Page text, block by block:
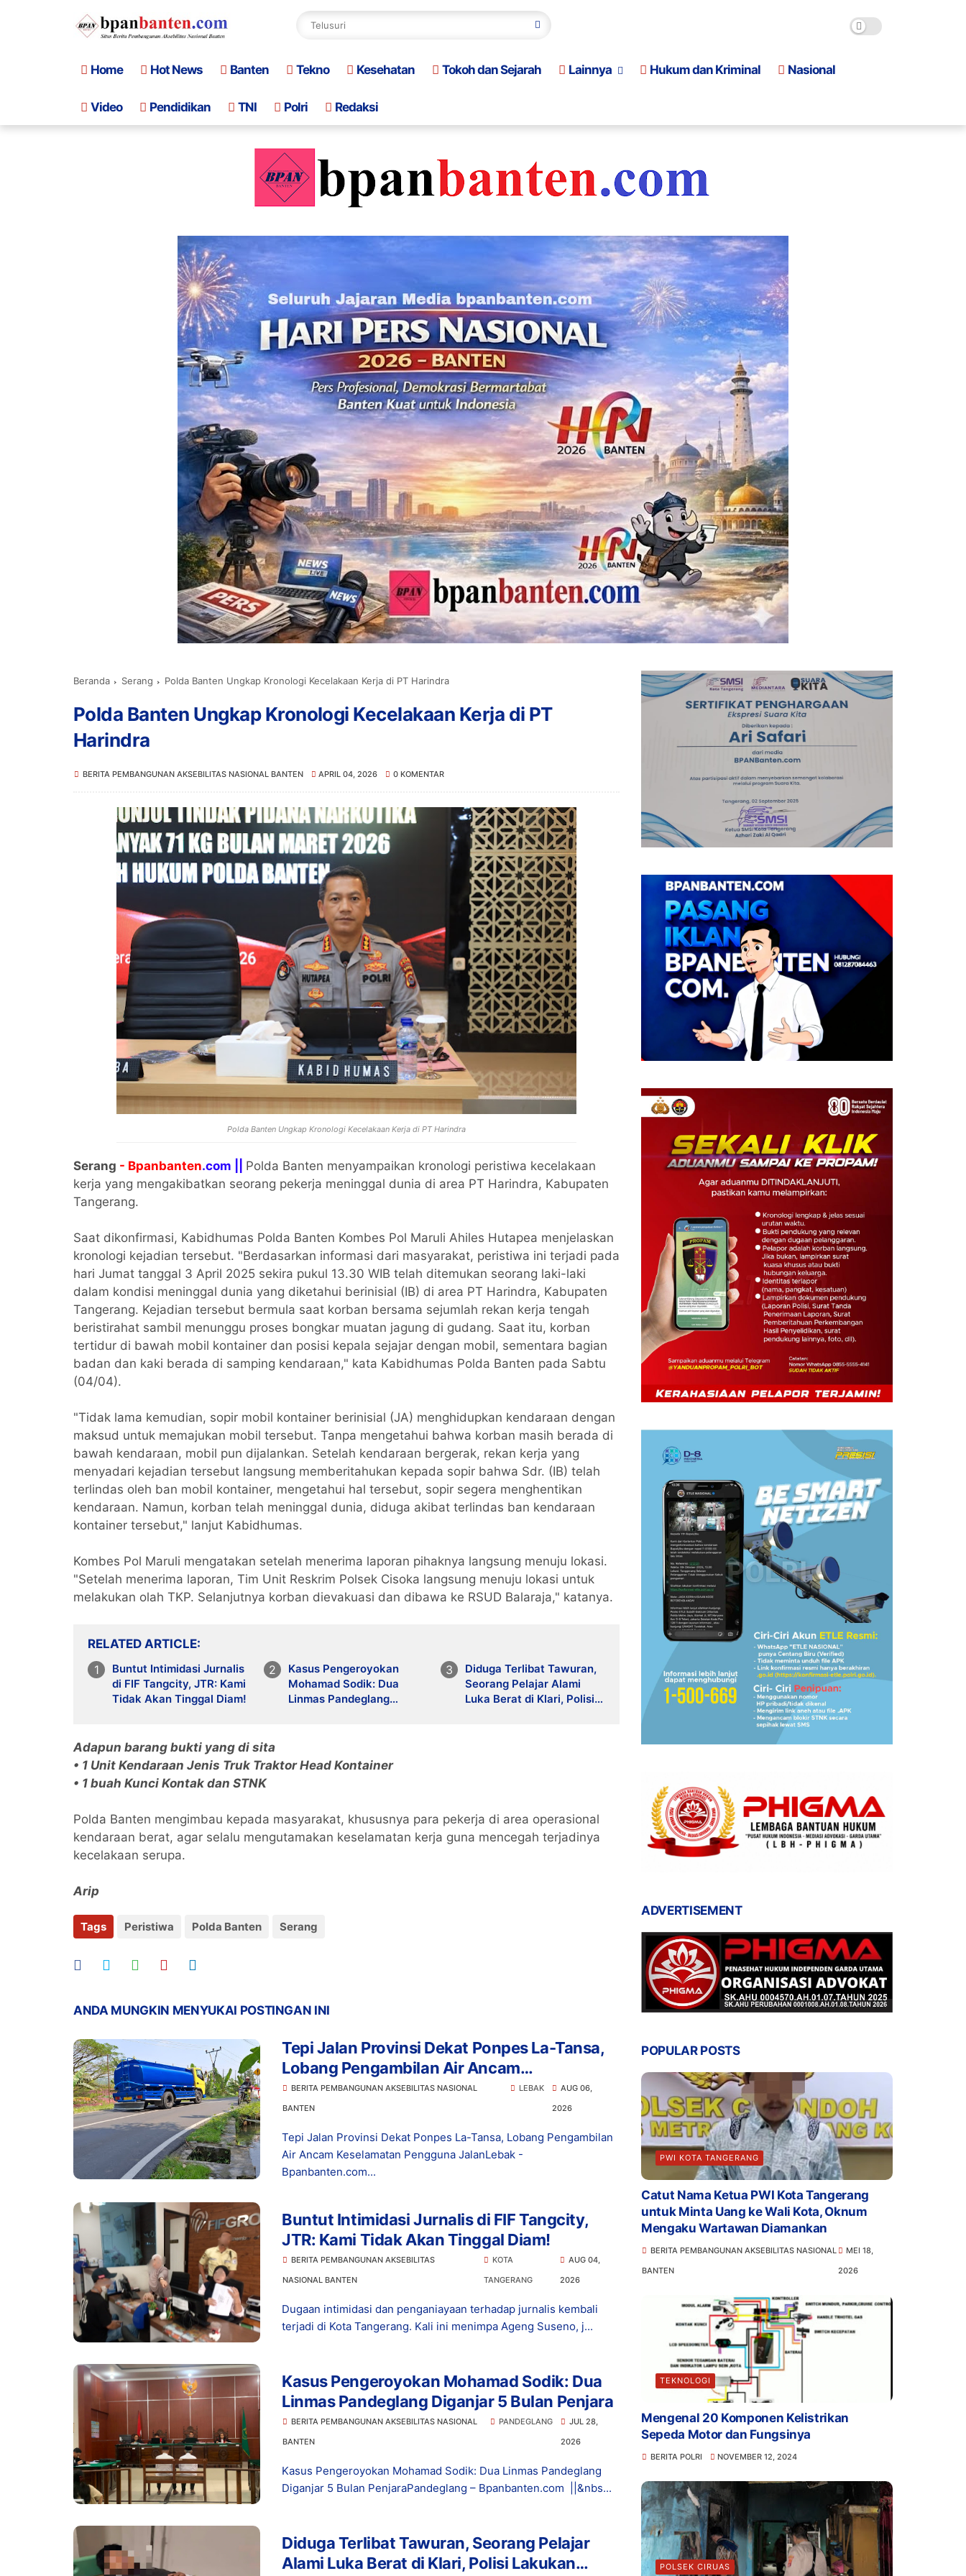
Home Hot News Banten Tekno Kesehatan Tokoh dan Sejarah Lainnya Hukum dan Kriminal Nasional
Video Pendidikan TNI Polri Redaksi
Beranda Serang Polda Banten Ungkap Kronologi Kecelakaan Kerja di PT Harindra
Polda Banten Ungkap Kronologi Kecelakaan Kerja di PT
Harindra
BERITA PEMBANGUNAN AKSEBILITAS NASIONAL BANTEN APRIL 04, 2026 0 KOMENTAR
Polda Banten Ungkap Kronologi Kecelakaan Kerja di PT Harindra
Serang - Bpanbanten.com || Polda Banten menyampaikan kronologi peristiwa kecelakaan
kerja yang mengakibatkan seorang pekerja meninggal dunia di area PT Harindra, Kabupaten
Tangerang.
Saat dikonfirmasi, Kabidhumas Polda Banten Kombes Pol Maruli Ahiles Hutapea menjelaskan
kronologi kejadian tersebut. "Berdasarkan informasi dari masyarakat, peristiwa ini terjadi pada
hari Jumat tanggal 3 April 2025 sekira pukul 13.30 WIB telah ditemukan seorang laki-laki
dalam kondisi meninggal dunia yang diketahui berinisial (IB) di area PT Harindra, Kabupaten
Tangerang. Kejadian tersebut bermula saat korban bersama sejumlah rekan kerja tengah
beristirahat sambil menunggu proses bongkar muatan jagung di gudang. Saat itu, korban
tertidur di bawah mobil kontainer dan posisi kepala sejajar dengan mobil, sementara bagian
badan dan kaki berada di samping kendaraan," kata Kabidhumas Polda Banten pada Sabtu
(04/04).
"Tidak lama kemudian, sopir mobil kontainer berinisial (JA) menghidupkan kendaraan dengan
maksud untuk memajukan mobil tersebut. Tanpa mengetahui bahwa korban masih berada di
bawah kendaraan, mobil pun dijalankan. Setelah kendaraan bergerak, rekan kerja yang
menyadari kejadian tersebut langsung memberitahukan kepada sopir bahwa Sdr. (IB) telah
terlindas oleh ban mobil kontainer, mengetahui hal tersebut, sopir segera menghentikan
kendaraan. Namun, korban telah meninggal dunia, diduga akibat terlindas ban kendaraan
kontainer tersebut," lanjut Kabidhumas.
Kombes Pol Maruli mengatakan setelah menerima laporan pihaknya langsung menuju lokasi.
"Setelah menerima laporan, Tim Unit Reskrim Polsek Cisoka langsung menuju lokasi untuk
melakukan olah TKP. Selanjutnya korban dievakuasi dan dibawa ke RSUD Balaraja," katanya.
RELATED ARTICLE
Buntut Intimidasi Jurnalis
di FIF Tangcity, JTR: Kami
Tidak Akan Tinggal Diam!
Kasus Pengeroyokan
Mohamad Sodik: Dua
Linmas Pandeglang
Diduga Terlibat Tawuran,
Seorang Pelajar Alami
Luka Berat di Klari, Polisi
Adapun barang bukti yang di sita
• 1 Unit Kendaraan Jenis Truk Traktor Head Kontainer
• 1 buah Kunci Kontak dan STNK
Polda Banten mengimbau kepada masyarakat, khususnya para pekerja di area operasional
kendaraan berat, agar selalu mengutamakan keselamatan kerja guna mencegah terjadinya
kecelakaan serupa.
Arip
Tags Peristiwa Polda Banten Serang
ANDA MUNGKIN MENYUKAI POSTINGAN INI
Tepi Jalan Provinsi Dekat Ponpes La-Tansa,
Lobang Pengambilan Air Ancam
Keselamatan Pengguna Jalan
BERITA PEMBANGUNAN AKSEBILITAS NASIONAL
BANTEN
LEBAK
AUG 06,
2026
Tepi Jalan Provinsi Dekat Ponpes La-Tansa, Lobang Pengambilan
Air Ancam Keselamatan Pengguna JalanLebak -
Bpanbanten.com...
Buntut Intimidasi Jurnalis di FIF Tangcity,
JTR: Kami Tidak Akan Tinggal Diam!
BERITA PEMBANGUNAN AKSEBILITAS
NASIONAL BANTEN
KOTA
TANGERANG
AUG 04,
2026
Dugaan intimidasi dan penganiayaan terhadap jurnalis kembali
terjadi di Kota Tangerang. Kali ini menimpa Ageng Suseno, j...
Kasus Pengeroyokan Mohamad Sodik: Dua
Linmas Pandeglang Diganjar 5 Bulan Penjara
BERITA PEMBANGUNAN AKSEBILITAS NASIONAL
BANTEN
PANDEGLANG
JUL 28,
2026
Kasus Pengeroyokan Mohamad Sodik: Dua Linmas Pandeglang
Diganjar 5 Bulan PenjaraPandeglang – Bpanbanten.com ||&nbs...
Diduga Terlibat Tawuran, Seorang Pelajar
Alami Luka Berat di Klari, Polisi Lakukan
ADVERTISEMENT
POPULAR POSTS
PWI KOTA TANGERANG
Catut Nama Ketua PWI Kota Tangerang
untuk Minta Uang ke Wali Kota, Oknum
Mengaku Wartawan Diamankan
BERITA PEMBANGUNAN AKSEBILITAS NASIONAL
BANTEN
MEI 18,
2026
TEKNOLOGI
Mengenal 20 Komponen Kelistrikan
Sepeda Motor dan Fungsinya
BERITA POLRI NOVEMBER 12, 2024
POLSEK CIRUAS